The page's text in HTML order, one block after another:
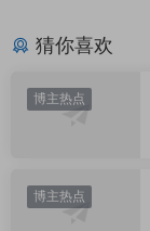
猜你喜欢
博主热点
博主热点